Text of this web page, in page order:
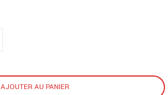
AJOUTER AU PANIER